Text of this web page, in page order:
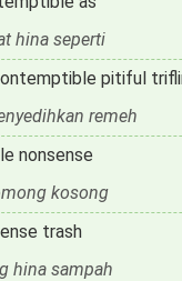
hina seperti
pitiful
remeh
nonsense
kosong
trash
hina sampah